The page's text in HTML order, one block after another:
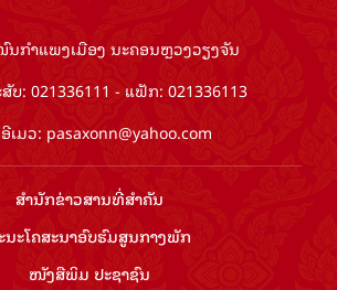
ກຳແພງເມືອງ ນະຄອນຫຼວງວຽງຈັນ
ບ: 021336111 - ແຟັກ: 021336113
ອີເມວ: pasaxonn@yahoo.com
ສຳ​ນັກ​ຂ່າວ​ສານ​ທີ່​ສຳ​ຄັນ​
ນະໂຄສະນາອົບຮົມ​ສູນ​ກາງ​ພັກ
ໜັງສືພິມ ປະ​ຊາ​ຊົນ